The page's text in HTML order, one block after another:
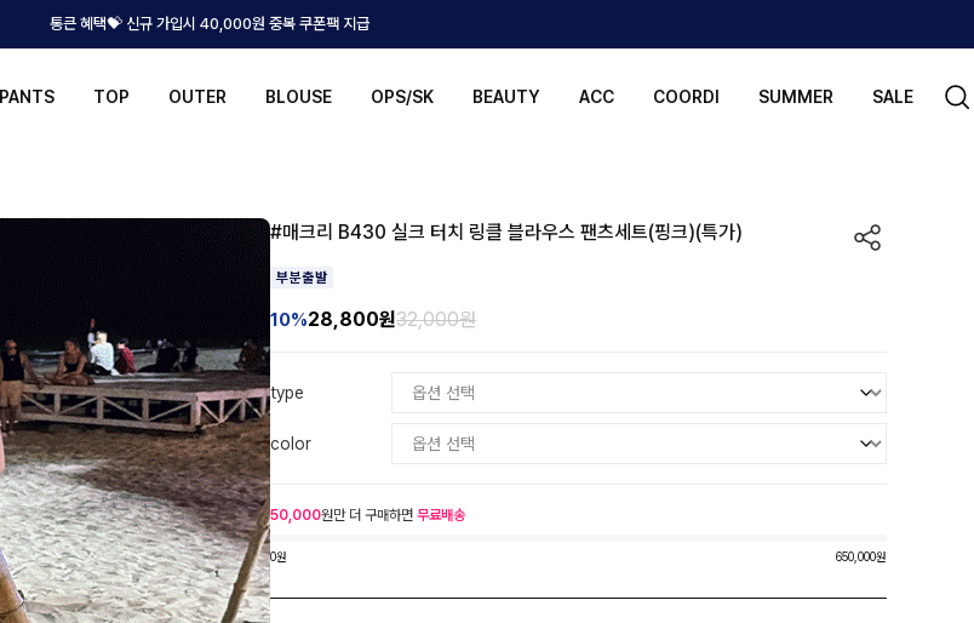
통큰 혜택💝 신규 가입시 40,000원 중복 쿠폰팩 지급
PANTS TOP OUTER BLOUSE OPS/SK BEAUTY ACC COORDI SUMMER SALE
#매크리 B430 실크 터치 링클 블라우스 팬츠세트(핑크)(특가)
10%28,800원32,000원
type
color
50,000원만 더 구매하면 무료배송
0원 650,000원